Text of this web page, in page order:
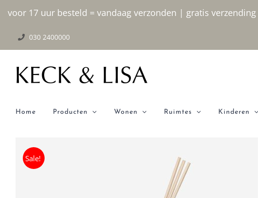
voor 17 uur besteld = vandaag verzonden | gratis
inhoud
030 2400000
Home Producten Wonen Ruimtes Kinderen
Sale!